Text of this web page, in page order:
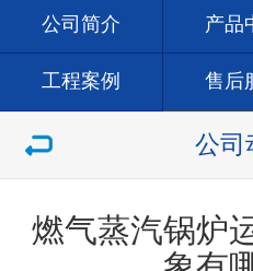
公司简介 产品
工程案例 售后
联系我们 公司
燃气蒸汽锅炉